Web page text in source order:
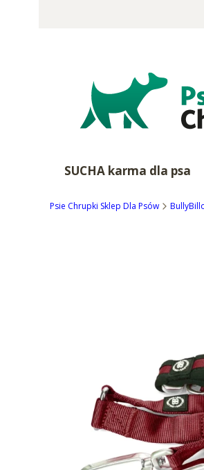
SUCHA karma dla psa
Psie Chrupki Sklep Dla Psów